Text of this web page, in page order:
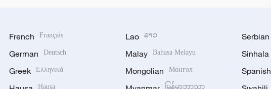
French Français
German Deutsch
Greek Ελληνικά
Hausa
Lao ລາວ
Malay Bahasa Melayu
Mongolian Монгол
မြန်မာဘာသာ
Serbian
Sinhala
Spanish